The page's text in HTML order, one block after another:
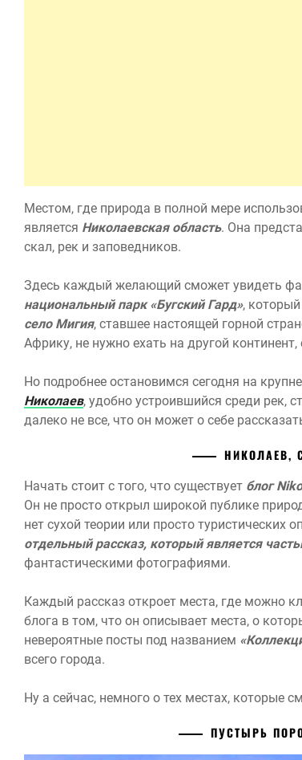
Местом, где природа в полной мере
является Николаевская область. Она
скал, рек и заповедников.
Здесь каждый желающий сможет увидеть
национальный парк «Бугский Гард»,
село Мигия, ставшее настоящей горной
Африку, не нужно ехать на другой
Но подробнее остановимся сегодня на
Николаев, удобно устроившийся среди рек,
далеко не все, что он может о себе
НИКОЛАЕВ,
Начать стоит с того, что существует блог
Он не просто открыл широкой публике
нет сухой теории или просто туристических
отдельный рассказ, который является
фантастическими фотографиями.
Каждый рассказ откроет места, где можно
блога в том, что он описывает места, о
невероятные посты под названием
всего города.
Ну а сейчас, немного о тех местах, которые
ПУСТЫРЬ